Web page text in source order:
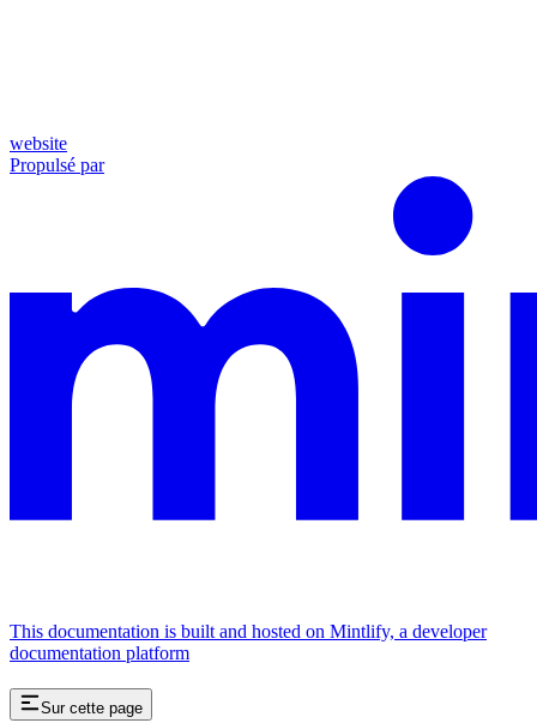
website
Propulsé par
This documentation is built and hosted on Mintlify, a developer
documentation platform
Sur cette page